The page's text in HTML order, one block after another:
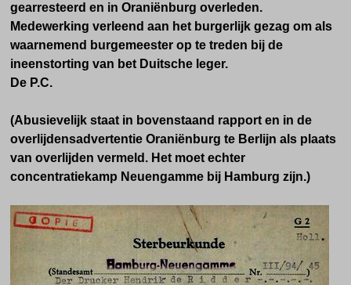
gearresteerd en in Oraniënburg overleden.
Medewerking verleend aan het burgerlijk gezag om als
waarnemend burgemeester op te treden bij de
ineenstorting van bet Duitsche leger.
De P.C.
(Abusievelijk staat in bovenstaand rapport en in de
overlijdensadvertentie Oraniënburg te Berlijn als plaats
van overlijden vermeld. Het moet echter
concentratiekamp Neuengamme bij Hamburg zijn.)